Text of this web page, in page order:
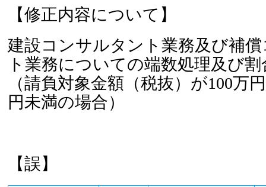
【修正内容について】
建設コンサルタント業務及び補
ト業務についての端数処理及び
（請負対象金額（税抜）が100万
円未満の場合）
【誤】